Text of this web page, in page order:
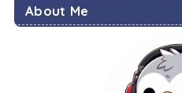
About Me